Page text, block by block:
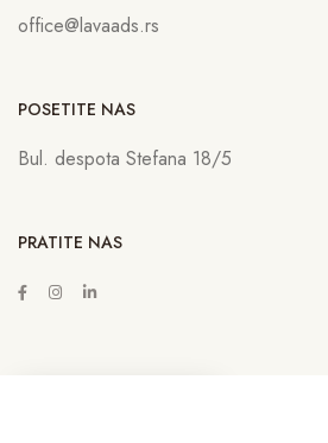
office@lavaads.rs
POSETITE NAS
Bul. despota Stefana 18/5
PRATITE NAS